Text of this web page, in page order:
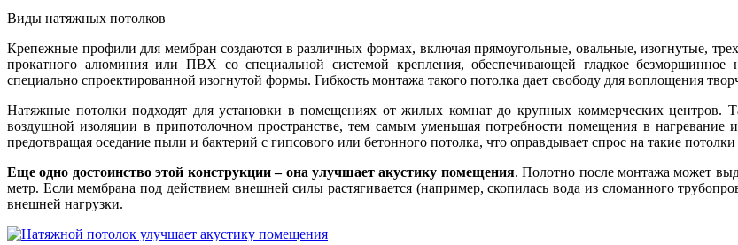
Виды натяжных потолков
Крепежные профили для мембран создаются в различных формах, включая прямоугольные, овальные, изогнутые,
прокатного алюминия или ПВХ со специальной системой крепления, обеспечивающей гладкое безморщинное
специально спроектированной изогнутой формы. Гибкость монтажа такого потолка дает свободу для воплощения
Натяжные потолки подходят для установки в помещениях от жилых комнат до крупных коммерческих центров.
воздушной изоляции в припотолочном пространстве, тем самым уменьшая потребности помещения в
предотвращая оседание пыли и бактерий с гипсового или бетонного потолка, что оправдывает спрос на такие
Еще одно достоинство этой конструкции – она улучшает акустику помещения. Полотно после монтажа может
метр. Если мембрана под действием внешней силы растягивается (например, скопилась вода из сломанного
внешней нагрузки.